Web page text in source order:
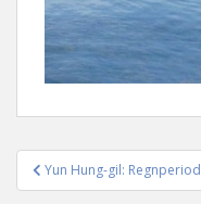
Yun Hung-gil: